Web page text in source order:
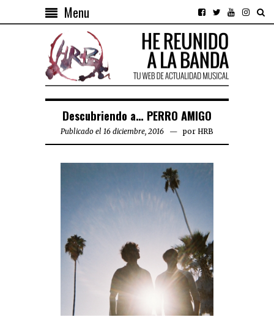
Menu
Descubriendo a… PERRO AMIGO
Publicado el 16 diciembre, 2016 por HRB